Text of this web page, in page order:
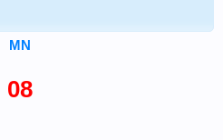
MN
08